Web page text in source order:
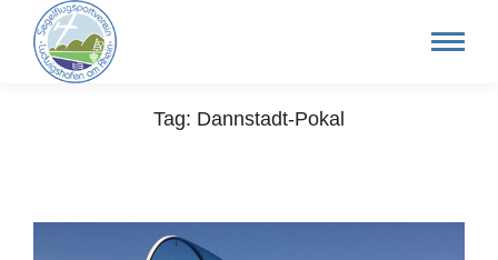
Tag: Dannstadt-Pokal